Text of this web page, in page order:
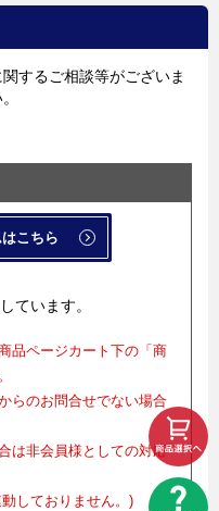
するご相談等がございま
こちら
ています。
品ページカート下の「商
らのお問合せでない場合
は非会員様としての対応
しておりません。)